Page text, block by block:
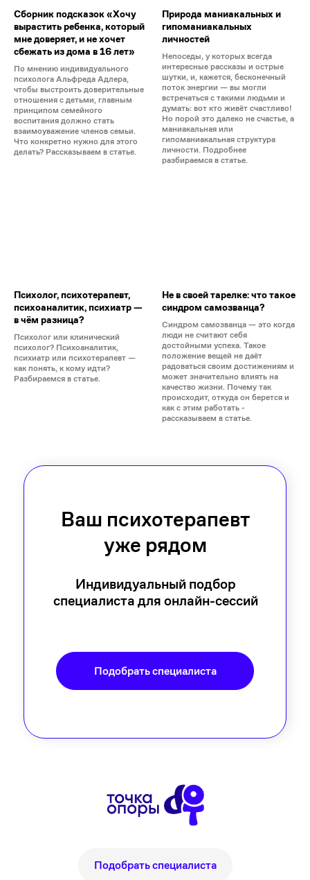
Сборник подсказок «Хочу
вырастить ребенка, который
мне доверяет, и не хочет
сбежать из дома в 16 лет»
По мнению индивидуального
психолога Альфреда Адлера,
чтобы выстроить доверительные
отношения с детьми, главным
принципом семейного
воспитания должно стать
взаимоуважение членов семьи.
Что конкретно нужно для этого
делать? Рассказываем в статье.
Природа маниакальных и
гипоманиакальных
личностей
Непоседы, у которых всегда
интересные рассказы и острые
шутки, и, кажется, бесконечный
поток энергии — вы могли
встречаться с такими людьми и
думать: вот кто живёт счастливо!
Но порой это далеко не счастье, а
маниакальная или
гипоманиакальная структура
личности. Подробнее
разбираемся в статье.
Психолог, психотерапевт,
психоаналитик, психиатр —
в чём разница?
Психолог или клинический
психолог? Психоаналитик,
психиатр или психотерапевт —
как понять, к кому идти?
Разбираемся в статье.
Не в своей тарелке: что такое
синдром самозванца?
Синдром самозванца — это когда
люди не считают себя
достойными успеха. Такое
положение вещей не даёт
радоваться своим достижениям и
может значительно влиять на
качество жизни. Почему так
происходит, откуда он берется и
как с этим работать -
рассказываем в статье.
Ваш психотерапевт
уже рядом
Индивидуальный подбор
специалиста для онлайн-сессий
Подобрать специалиста
Подобрать специалиста